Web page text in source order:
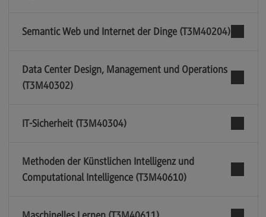
Semantic Web und Internet der Dinge (T3M40204)
Data Center Design, Management und Operations
(T3M40302)
IT-Sicherheit (T3M40304)
Methoden der Künstlichen Intelligenz und
Computational Intelligence (T3M40610)